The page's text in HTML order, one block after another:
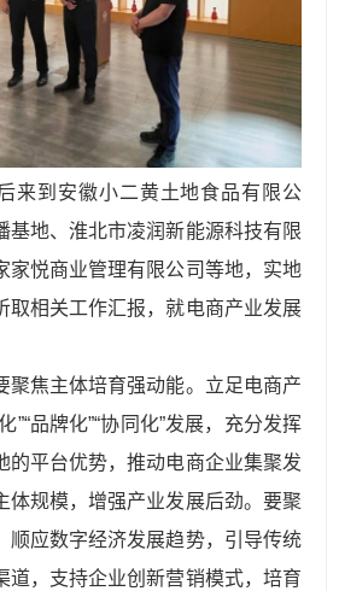
来到安徽小二黄土地食品有限公
基地、淮北市凌润新能源科技有限
家悦商业管理有限公司等地，实地
取相关工作汇报，就电商产业发展
聚焦主体培育强动能。立足电商产
”“品牌化”“协同化”发展，充分发挥
的平台优势，推动电商企业集聚发
体规模，增强产业发展后劲。要聚
顺应数字经济发展趋势，引导传统
道，支持企业创新营销模式，培育